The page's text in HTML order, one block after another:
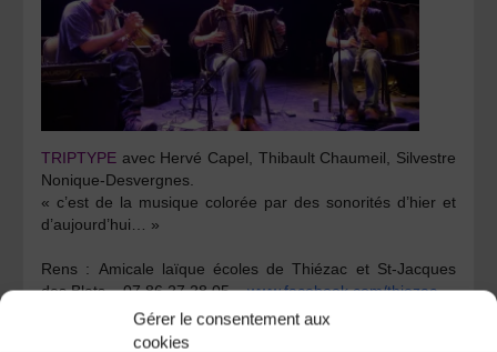
Gérer le consentement aux
cookies
TRIPTYPE avec Hervé Capel, Thibault Chaumeil, Silvestre
Nonique-Desvergnes.
« c’est de la musique colorée par des sonorités d’hier et
d’aujourd’hui… »
Rens : Amicale laïque écoles de Thiézac et St-Jacques
des Blats – 07 86 27 28 05 –www.facebook.com/thiezac